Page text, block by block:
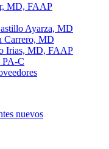
MD, FAAP
Ayarza, MD
Carrero, MD
Irias, MD, FAAP
PA-C
nuevos